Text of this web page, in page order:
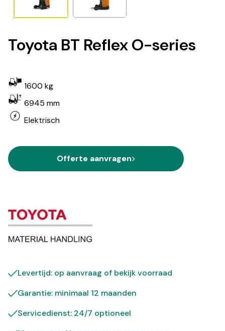
Toyota BT Reflex O-series
1600 kg
6945 mm
Elektrisch
Offerte aanvragen
Levertijd: op aanvraag of bekijkvoorraad
Garantie: minimaal 12 maanden
Servicedienst: 24/7 optioneel